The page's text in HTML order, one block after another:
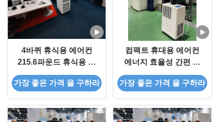
4바퀴 휴식용 에어컨
215.6파운드 휴식용 에
어컨 고효율
가장 좋은 가격 을 구하라
컴팩트 휴대용 에어컨
에너지 효율성 간편 유
지 보수
가장 좋은 가격 을 구하라